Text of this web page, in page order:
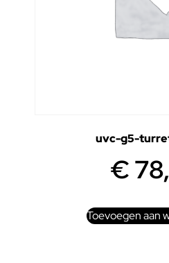
uvc-g5-
€
Toevoegen aan